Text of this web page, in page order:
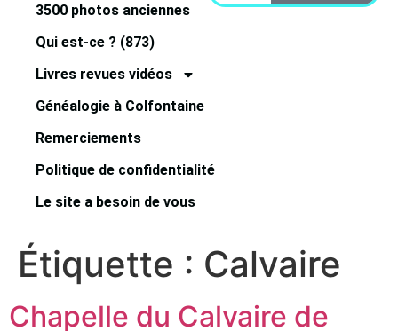
3500 photos anciennes
Qui est-ce ? (873)
Livres revues vidéos
Généalogie à Colfontaine
Remerciements
Politique de confidentialité
Le site a besoin de vous
Étiquette : Calvaire
Chapelle du Calvaire de